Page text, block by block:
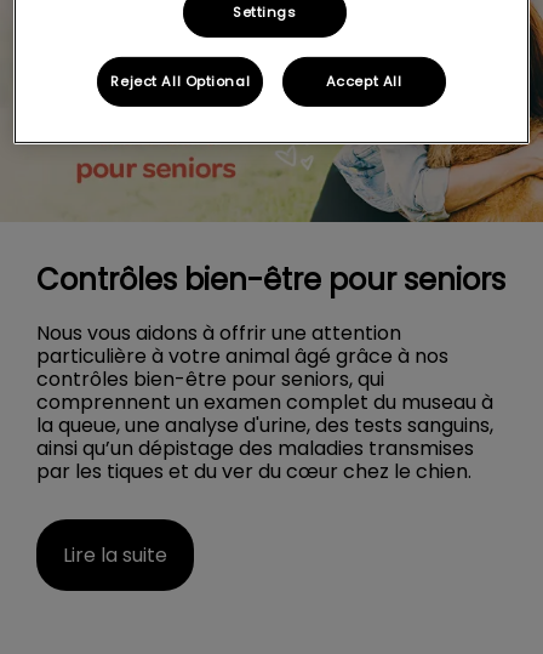
Contrôles bien-être pour seniors
Nous vous aidons à offrir une attention
particulière à votre animal âgé grâce à nos
contrôles bien-être pour seniors, qui
comprennent un examen complet du museau à
la queue, une analyse d'urine, des tests sanguins,
ainsi qu’un dépistage des maladies transmises
par les tiques et du ver du cœur chez le chien.
Lire la suite
Settings
Reject All Optional Accept All